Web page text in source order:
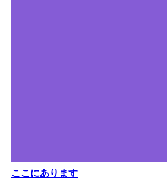
ここにあります